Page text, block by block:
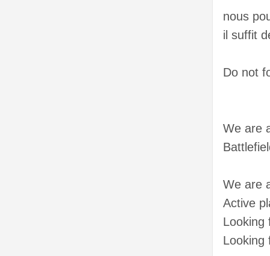
nous
il suffit
Do not
We are
We are
Active
Looking
Looking